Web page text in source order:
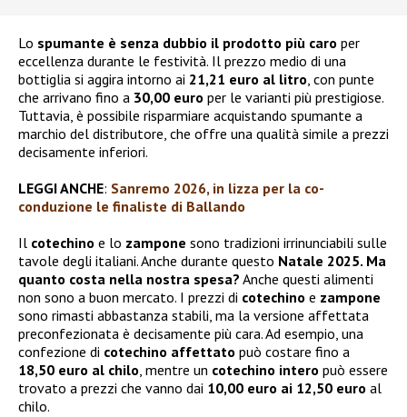
Lo spumante è senza dubbio il prodotto più caro per
eccellenza durante le festività. Il prezzo medio di una
bottiglia si aggira intorno ai 21,21 euro al litro, con punte
che arrivano fino a 30,00 euro per le varianti più prestigiose.
Tuttavia, è possibile risparmiare acquistando spumante a
marchio del distributore, che offre una qualità simile a prezzi
decisamente inferiori.
LEGGI ANCHE: Sanremo 2026, in lizza per la co-
conduzione le finaliste di Ballando
Il cotechino e lo zampone sono tradizioni irrinunciabili sulle
tavole degli italiani. Anche durante questo Natale 2025. Ma
quanto costa nella nostra spesa? Anche questi alimenti
non sono a buon mercato. I prezzi di cotechino e zampone
sono rimasti abbastanza stabili, ma la versione affettata
preconfezionata è decisamente più cara. Ad esempio, una
confezione di cotechino affettato può costare fino a
18,50 euro al chilo, mentre un cotechino intero può essere
trovato a prezzi che vanno dai 10,00 euro ai 12,50 euro al
chilo.